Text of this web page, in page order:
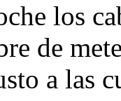
los
de
a las